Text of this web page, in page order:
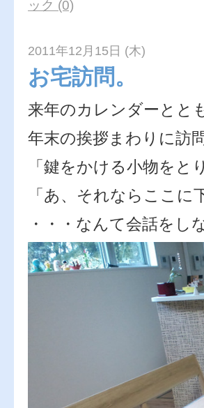
ック (0)
2011年12月15日 (木)
お宅訪問。
来年のカレンダーとと
年末の挨拶まわりに訪
「鍵をかける小物を
「あ、それならここ
・・・なんて会話をし